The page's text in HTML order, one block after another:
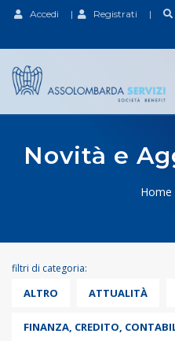
Accedi | Registrati |
Novità e
Home
filtri di categoria:
ALTRO ATTUALITÀ
FINANZA, CREDITO,